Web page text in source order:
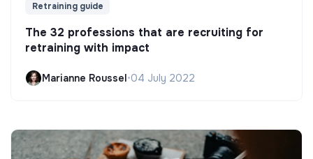
Retraining guide
The 32 professions that are recruiting for
retraining with impact
Marianne Roussel•04 July 2022